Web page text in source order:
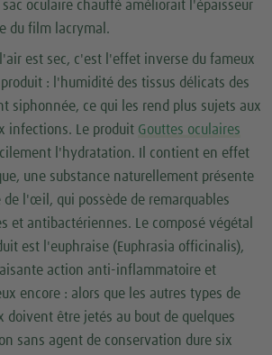
oculaire chauffé améliorait l'épaisseur
du film lacrymal.
est sec, c'est l'effet inverse du fameux
: l'humidité des tissus délicats des
siphonnée, ce qui les rend plus sujets aux
infections. Le produit Gouttes oculaires
l'hydratation. Il contient en effet
une substance naturellement présente
l'œil, qui possède de remarquables
et antibactériennes. Le composé végétal
est l'euphraise (Euphrasia officinalis),
action anti-inflammatoire et
encore : alors que les autres types de
doivent être jetés au bout de quelques
sans agent de conservation dure six